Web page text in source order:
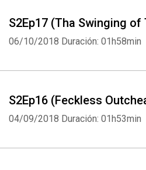
S2Ep17 (Tha Swinging of
06/10/2018 Duración: 01h58min
S2Ep16 (Feckless
04/09/2018 Duración: 01h53min